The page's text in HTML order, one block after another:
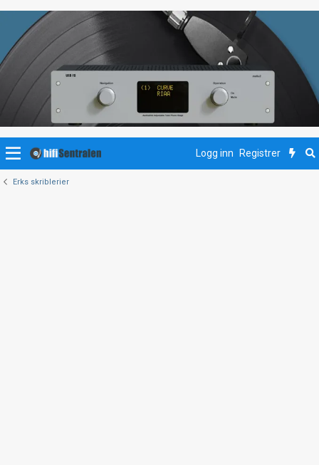
Logg inn Registrer
Erks skriblerier